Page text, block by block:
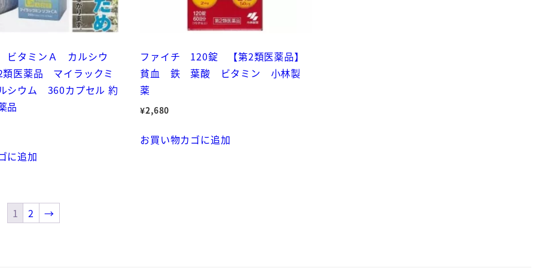
ビタミンＡ カルシウ
医薬品 マイラックミ
シウム 360カプセル 約
品
に追加
ファイチ 120錠 【第2類医薬品】
貧血 鉄 葉酸 ビタミン 小林製
薬
¥2,680
お買い物カゴに追加
1 2 →